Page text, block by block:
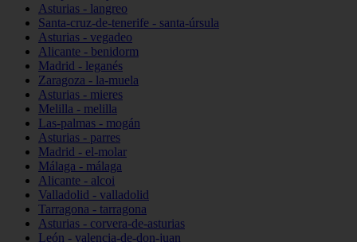
Asturias - langreo
Santa-cruz-de-tenerife - santa-úrsula
Asturias - vegadeo
Alicante - benidorm
Madrid - leganés
Zaragoza - la-muela
Asturias - mieres
Melilla - melilla
Las-palmas - mogán
Asturias - parres
Madrid - el-molar
Málaga - málaga
Alicante - alcoi
Valladolid - valladolid
Tarragona - tarragona
Asturias - corvera-de-asturias
León - valencia-de-don-juan